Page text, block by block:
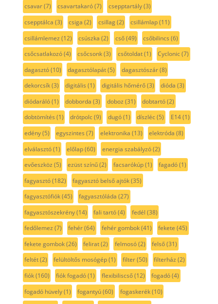
csavar(7) csavartakaró(7) csepptartály(3)
csepptálca (3) csiga (2) csillag(2) csillámlap(11)
csillámlemez (12) csúszka (2) cső(49) csőbilincs (6)
csőcsatlakozó(4) csőcsonk(3) csőtoldat(1) Cyclonic(7)
dagasztó(10) dagasztólapát(5) dagasztószár(8)
dekorcsík(3) digitális (1) digitális hőmérő(3) dióda (3)
diódaráló(1) dobborda (3) doboz (31) dobtartó(2)
dobtömítés (1) drótpolc(9) dugó(1) díszléc(5) E14(1)
edény(5) egyszintes (7) elektronika (13) elektróda (8)
elválasztó(1) előlap(60) energia szabályzó(2)
evőeszköz (5) ezüst színű(2) facsarókúp(1) fagadó(1)
fagyasztó(182) fagyasztó belső ajtók(35)
fagyasztófiók(45) fagyasztóláda (27)
fagyasztószekrény(14) fali tartó(4) fedél (38)
fedőlemez (7) fehér(64) fehér gombok(41) fekete (45)
fekete gombok(26) felirat(2) felmosó(2) felső(31)
feltét(2) felültöltős mosógép(1) filter(50) filterház (2)
fiók(160) fiók fogadó(1) flexibiliscső(12) fogadó(4)
fogadó hüvely(1) fogantyú(60) fogaskerék(10)